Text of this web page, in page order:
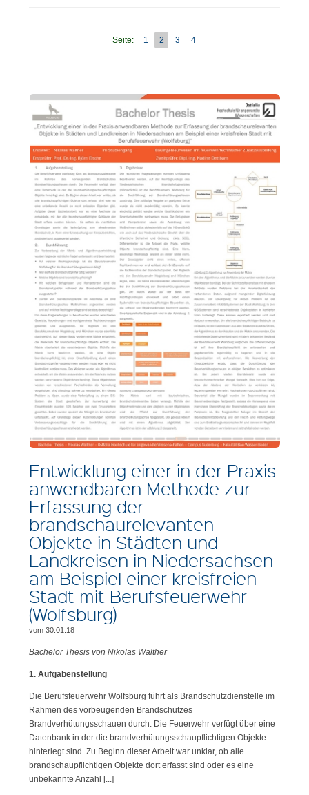
Seite: 1 2 3 4
Entwicklung einer in der Praxis
anwendbaren Methode zur
Erfassung der
brandschaurelevanten
Objekte in Städten und
Landkreisen in Niedersachsen
am Beispiel einer kreisfreien
Stadt mit Berufsfeuerwehr
(Wolfsburg)
vom 30.01.18
Bachelor Thesis von Nikolas Walther
1. Aufgabenstellung
Die Berufsfeuerwehr Wolfsburg führt als Brandschutzdienstelle im
Rahmen des vorbeugenden Brandschutzes
Brandverhütungsschauen durch. Die Feuerwehr verfügt über eine
Datenbank in der die brandverhütungsschaupflichtigen Objekte
hinterlegt sind. Zu Beginn dieser Arbeit war unklar, ob alle
brandschaupflichtigen Objekte dort erfasst sind oder es eine
unbekannte Anzahl [...]